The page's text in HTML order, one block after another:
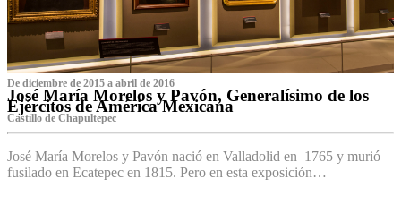
De diciembre de 2015 a abril de 2016
José María Morelos y Pavón, Generalísimo de los
Ejércitos de América Mexicana
C‌astillo de Chapultepec
José María Morelos y Pavón nació en Valladolid en 1765 y murió
fusilado en Ecatepec en 1815. Pero en esta exposición…